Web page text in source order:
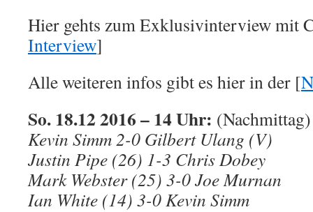
Hier gehts zum Exklusivinterview mit
Interview]
Alle weiteren infos gibt es hier in der [
So. 18.12 2016 – 14 Uhr:
Kevin Simm 2-0 Gilbert Ulang (V)
Justin Pipe (26) 1-3 Chris Dobey
Mark Webster (25) 3-0 Joe Murnan
Ian White (14) 3-0 Kevin Simm